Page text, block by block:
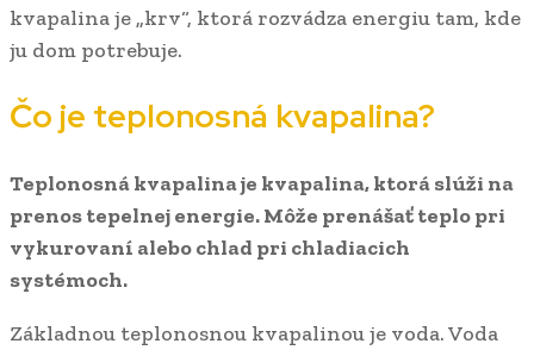
kvapalina je „krv“, ktorá rozvádza energiu tam, kde
ju dom potrebuje.
Čo je teplonosná kvapalina?
Teplonosná kvapalina je kvapalina, ktorá slúži na
prenos tepelnej energie. Môže prenášať teplo pri
vykurovaní alebo chlad pri chladiacich
systémoch.
Základnou teplonosnou kvapalinou je voda. Voda